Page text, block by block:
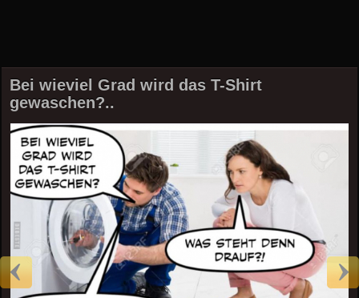
Bei wieviel Grad wird das T-Shirt
gewaschen?..